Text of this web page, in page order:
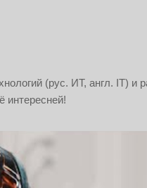
(рус. ИТ, англ. IT) и
интересней!